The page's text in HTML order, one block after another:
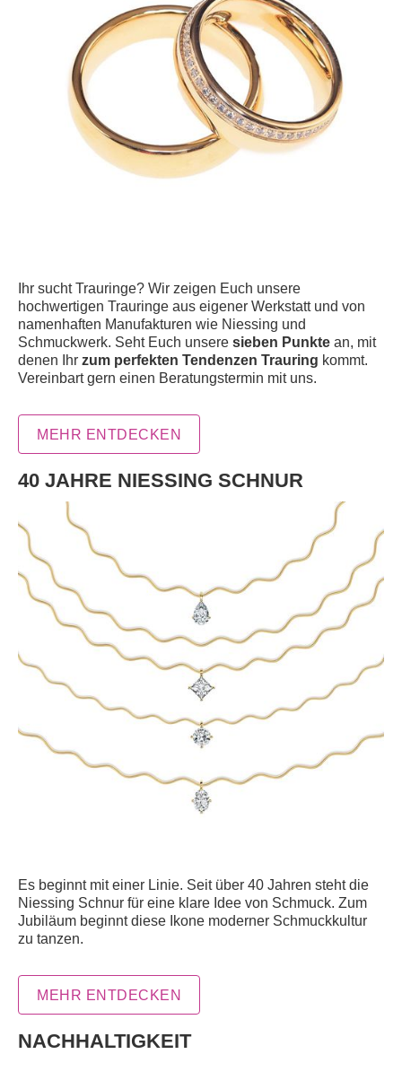
Ihr sucht Trauringe? Wir zeigen Euch unsere
hochwertigen Trauringe aus eigener Werkstatt und von
namenhaften Manufakturen wie Niessing und
Schmuckwerk. Seht Euch unsere sieben Punkte an, mit
denen Ihr zum perfekten Tendenzen Trauring kommt.
Vereinbart gern einen Beratungstermin mit uns.
MEHR ENTDECKEN
40 JAHRE NIESSING SCHNUR
Es beginnt mit einer Linie. Seit über 40 Jahren steht die
Niessing Schnur für eine klare Idee von Schmuck. Zum
Jubiläum beginnt diese Ikone moderner Schmuckkultur
zu tanzen.
MEHR ENTDECKEN
NACHHALTIGKEIT